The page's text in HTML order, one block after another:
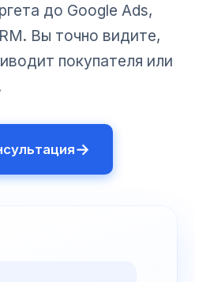
до Google Ads,
Вы точно видите,
покупателя или
→